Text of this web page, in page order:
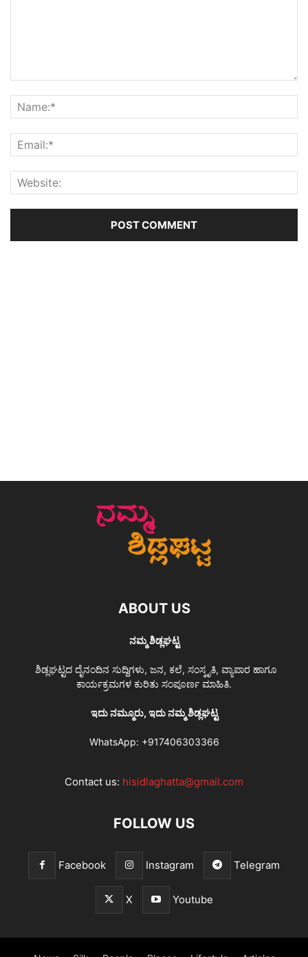
ABOUT US
ನಮ್ಮ ಶಿಡ್ಲಘಟ್ಟ
ಶಿಡ್ಲಘಟ್ಟದ ದೈನಂದಿನ ಸುದ್ದಿಗಳು, ಜನ, ಕಲೆ, ಸಂಸ್ಕೃತಿ, ವ್ಯಾಪಾರ ಹಾಗೂ
ಕಾರ್ಯಕ್ರಮಗಳ ಕುರಿತು ಸಂಪೂರ್ಣ ಮಾಹಿತಿ.
ಇದು ನಮ್ಮೂರು, ಇದು ನಮ್ಮ ಶಿಡ್ಲಘಟ್ಟ
WhatsApp: +917406303366
Contact us: hisidlaghatta@gmail.com
FOLLOW US
Facebook Instagram Telegram
X Youtube